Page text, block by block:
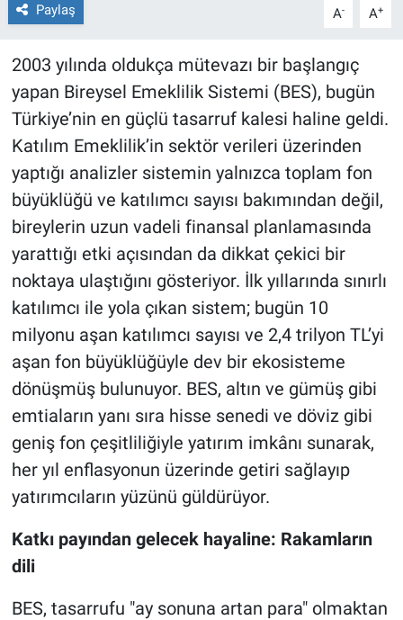
Paylaş A- A+
2003 yılında oldukça mütevazı bir başlangıç
yapan Bireysel Emeklilik Sistemi (BES), bugün
Türkiye’nin en güçlü tasarruf kalesi haline geldi.
Katılım Emeklilik’in sektör verileri üzerinden
yaptığı analizler sistemin yalnızca toplam fon
büyüklüğü ve katılımcı sayısı bakımından değil,
bireylerin uzun vadeli finansal planlamasında
yarattığı etki açısından da dikkat çekici bir
noktaya ulaştığını gösteriyor. İlk yıllarında sınırlı
katılımcı ile yola çıkan sistem; bugün 10
milyonu aşan katılımcı sayısı ve 2,4 trilyon TL’yi
aşan fon büyüklüğüyle dev bir ekosisteme
dönüşmüş bulunuyor. BES, altın ve gümüş gibi
emtiaların yanı sıra hisse senedi ve döviz gibi
geniş fon çeşitliliğiyle yatırım imkânı sunarak,
her yıl enflasyonun üzerinde getiri sağlayıp
yatırımcıların yüzünü güldürüyor.
Katkı payından gelecek hayaline: Rakamların
dili
BES, tasarrufu "ay sonuna artan para" olmaktan